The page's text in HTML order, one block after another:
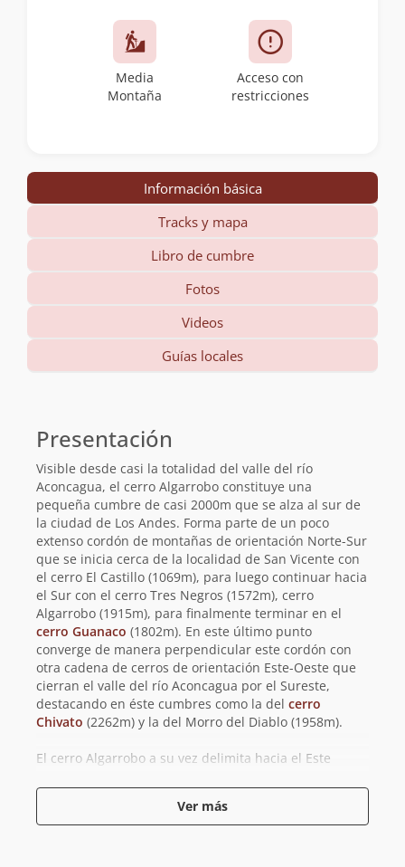
Media
Montaña
Acceso con
restricciones
Información básica
Tracks y mapa
Libro de cumbre
Fotos
Videos
Guías locales
básica
Presentación
Visible desde casi la totalidad del valle del río
Aconcagua, el cerro Algarrobo constituye una
pequeña cumbre de casi 2000m que se alza al sur de
la ciudad de Los Andes. Forma parte de un poco
extenso cordón de montañas de orientación Norte-Sur
que se inicia cerca de la localidad de San Vicente con
el cerro El Castillo (1069m), para luego continuar hacia
el Sur con el cerro Tres Negros (1572m), cerro
Algarrobo (1915m), para finalmente terminar en el
cerro Guanaco (1802m). En este último punto
converge de manera perpendicular este cordón con
otra cadena de cerros de orientación Este-Oeste que
cierran el valle del río Aconcagua por el Sureste,
destacando en éste cumbres como la del cerro
Chivato (2262m) y la del Morro del Diablo (1958m).
El cerro Algarrobo a su vez delimita hacia el Este
ciudades de Los Andes y Santiago, mientras que su
cumbre también es fácil de distinguir a la distancia
debido a las antenas que se encuentran en ella. Ahora
Ver más